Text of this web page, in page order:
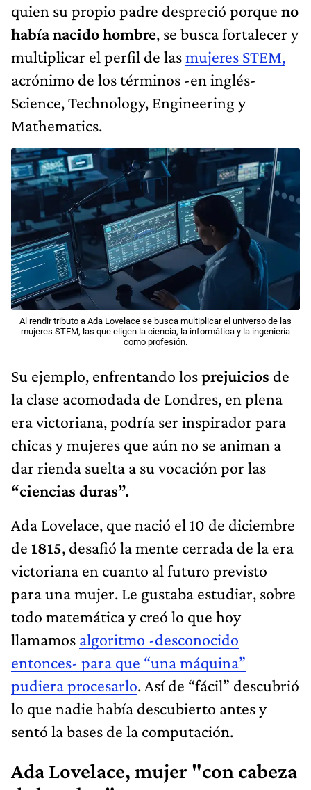
quien su propio padre despreció porque no
había nacido hombre, se busca fortalecer y
multiplicar el perfil de lasmujeres STEM,
acrónimo de los términos -en inglés-
Science, Technology, Engineering y
Mathematics.
Al rendir tributo a Ada Lovelace se busca multiplicar el universo de las
mujeres STEM, las que eligen la ciencia, la informática y la ingeniería
como profesión.
Su ejemplo, enfrentando losprejuicios de
la clase acomodada de Londres, en plena
era victoriana, podría ser inspirador para
chicas y mujeres que aún no se animan a
dar rienda suelta a su vocación por las
“ciencias duras”.
Ada Lovelace, que nació el 10 de diciembre
de 1815, desafió la mente cerrada de la era
victoriana en cuanto al futuro previsto
para una mujer. Le gustaba estudiar, sobre
todo matemática y creó lo que hoy
llamamos algoritmo -desconocido
entonces- para que “una máquina”
pudiera procesarlo. Así de “fácil” descubrió
lo que nadie había descubierto antes y
sentó la bases de la computación.
Ada Lovelace, mujer "con cabeza